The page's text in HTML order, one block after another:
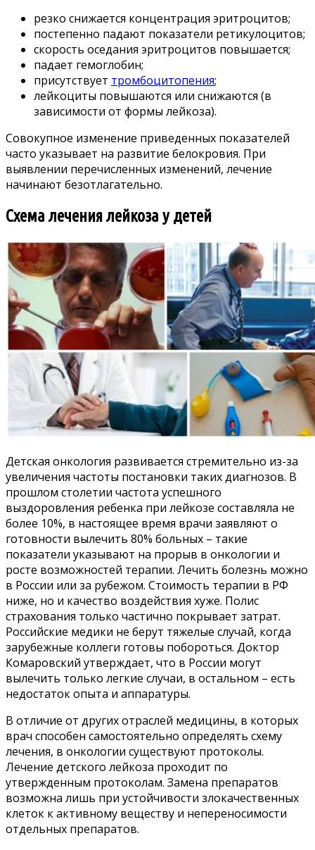
резко снижается концентрация эритроцитов;
постепенно падают показатели ретикулоцитов;
скорость оседания эритроцитов повышается;
падает гемоглобин;
присутствует тромбоцитопения;
лейкоциты повышаются или снижаются (в
зависимости от формы лейкоза).
Совокупное изменение приведенных показателей
часто указывает на развитие белокровия. При
выявлении перечисленных изменений, лечение
начинают безотлагательно.
Схема лечения лейкоза у детей
Детская онкология развивается стремительно из-за
увеличения частоты постановки таких диагнозов. В
прошлом столетии частота успешного
выздоровления ребенка при лейкозе составляла не
более 10%, в настоящее время врачи заявляют о
готовности вылечить 80% больных – такие
показатели указывают на прорыв в онкологии и
росте возможностей терапии. Лечить болезнь можно
в России или за рубежом. Стоимость терапии в РФ
ниже, но и качество воздействия хуже. Полис
страхования только частично покрывает затрат.
Российские медики не берут тяжелые случай, когда
зарубежные коллеги готовы побороться. Доктор
Комаровский утверждает, что в России могут
вылечить только легкие случаи, в остальном – есть
недостаток опыта и аппаратуры.
В отличие от других отраслей медицины, в которых
врач способен самостоятельно определять схему
лечения, в онкологии существуют протоколы.
Лечение детского лейкоза проходит по
утвержденным протоколам. Замена препаратов
возможна лишь при устойчивости злокачественных
клеток к активному веществу и непереносимости
отдельных препаратов.